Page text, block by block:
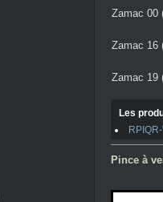
Zamac 00
Zamac 16
Zamac 19
Les
Pince à